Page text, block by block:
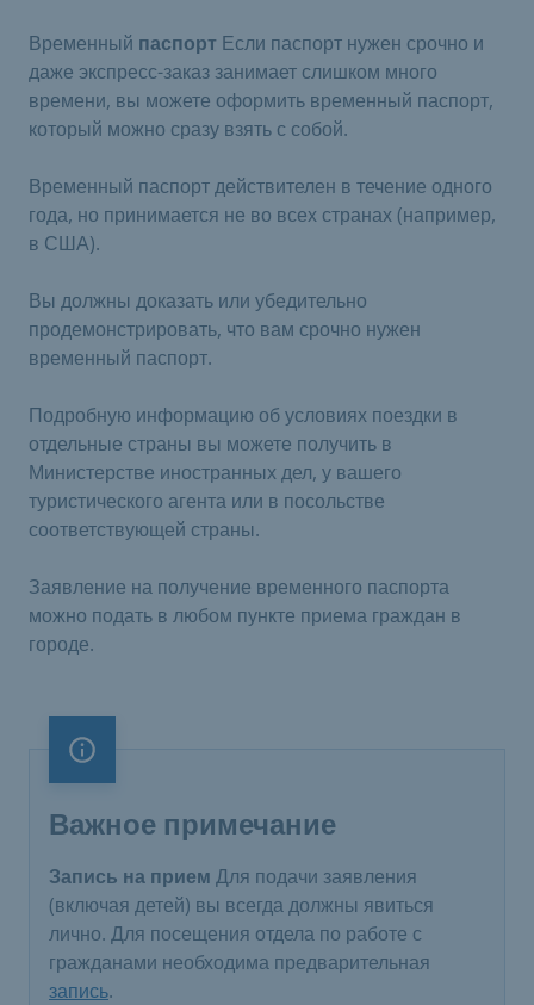
Временный паспорт Если паспорт нужен срочно и
даже экспресс-заказ занимает слишком много
времени, вы можете оформить временный паспорт,
который можно сразу взять с собой.
Временный паспорт действителен в течение одного
года, но принимается не во всех странах (например,
в США).
Вы должны доказать или убедительно
продемонстрировать, что вам срочно нужен
временный паспорт.
Подробную информацию об условиях поездки в
отдельные страны вы можете получить в
Министерстве иностранных дел, у вашего
туристического агента или в посольстве
соответствующей страны.
Заявление на получение временного паспорта
можно подать в любом пункте приема граждан в
городе.
Важное примечание
Важное примечание
Запись на прием Для подачи заявления
(включая детей) вы всегда должны явиться
лично. Для посещения отдела по работе с
гражданами необходима предварительная
запись.